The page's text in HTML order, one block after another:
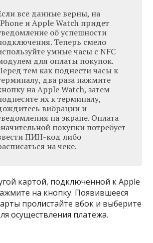
все данные верны, на
и Apple Watch придет
об успешности
Теперь смело
умные часы с NFC
для оплаты покупок.
тем как поднести часы к
два раза нажмите
на Apple Watch, затем
их к терминалу,
вибрации и
на экране. Оплата
покупки потребует
ПИН-код либо
на чеке.
картой, подключенной к Apple
на кнопку. Появившееся
пролистайте вбок и выберите
осуществления платежа.